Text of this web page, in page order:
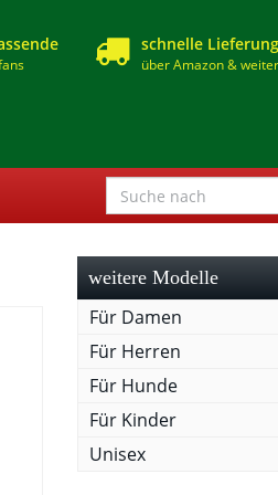
schnelle
über Amazon &
weitere Modelle
Für Damen
Für Herren
Für Hunde
Für Kinder
Unisex